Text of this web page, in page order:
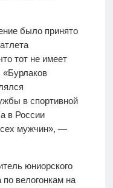
было принято
тот не имеет
в спортивной
в России
мужчин», —
юниорского
велогонкам на